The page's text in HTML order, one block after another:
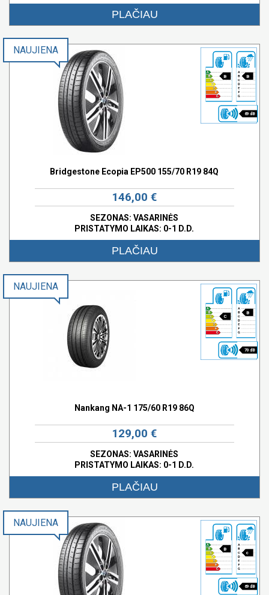
PLAČIAU
B B
69 dB
NAUJIENA
Bridgestone Ecopia EP500 155/70 R19 84Q
146,00 €
SEZONAS: VASARINĖS
PRISTATYMO LAIKAS: 0-1 D.D.
PLAČIAU
C
B
70 dB
NAUJIENA
Nankang NA-1 175/60 R19 86Q
129,00 €
SEZONAS: VASARINĖS
PRISTATYMO LAIKAS: 0-1 D.D.
PLAČIAU
B
c
69 dB
NAUJIENA